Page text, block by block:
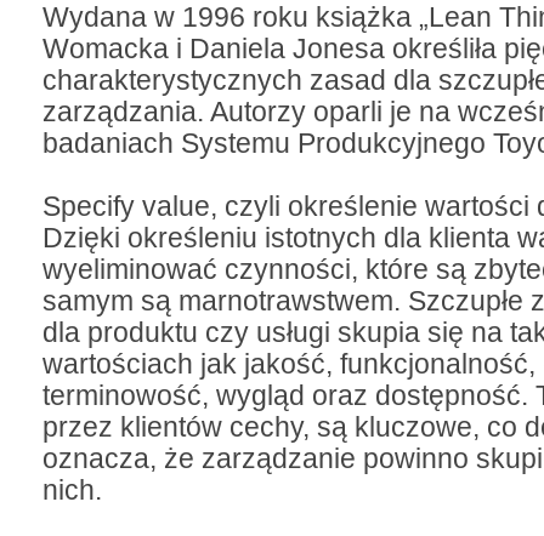
Wydana w 1996 roku książka „Lean
Womacka i Daniela Jonesa określiła
charakterystycznych zasad dla
zarządzania. Autorzy oparli je na
badaniach Systemu Produkcyjnego
Specify value, czyli określenie wartości
Dzięki określeniu istotnych dla klienta
wyeliminować czynności, które są
samym są marnotrawstwem. Szczupłe
dla produktu czy usługi skupia się na
wartościach jak jakość, funkcjonalność,
terminowość, wygląd oraz dostępność.
przez klientów cechy, są kluczowe, co
oznacza, że zarządzanie powinno
nich.